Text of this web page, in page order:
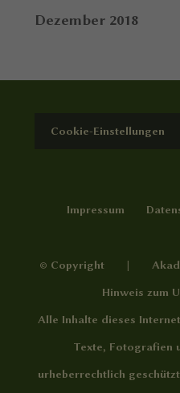
Dezember 2018
Cookie-Einstellungen
Impressum
© Copyright |
Hinweis zum
Alle Inhalte dieses
Texte, Fotografien
urheberrechtlich